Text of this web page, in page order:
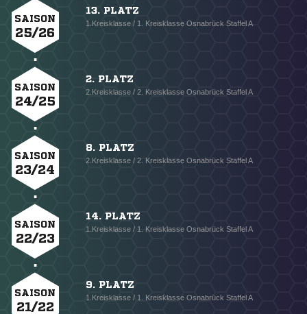
SAISON
25/26
13. PLATZ
1.Kreisklasse / 1. Kreisklasse Osnabrück Staffel A
SAISON
24/25
2. PLATZ
2.Kreisklasse / 2. Kreisklasse Osnabrück Staffel A
SAISON
23/24
8. PLATZ
2.Kreisklasse / 2. Kreisklasse Osnabrück Staffel A
SAISON
22/23
14. PLATZ
1.Kreisklasse / 1. Kreisklasse Osnabrück Staffel A
SAISON
21/22
9. PLATZ
1.Kreisklasse / 1. Kreisklasse Osnabrück Staffel A